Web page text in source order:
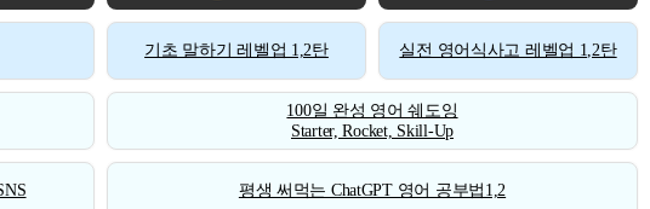
기초 말하기 레벨업 1,2탄 실전 영어식사고 레벨업 1,2탄
100일 완성 영어 쉐도잉
Starter, Rocket, Skill-Up
평생 써먹는 ChatGPT 영어 공부법1,2